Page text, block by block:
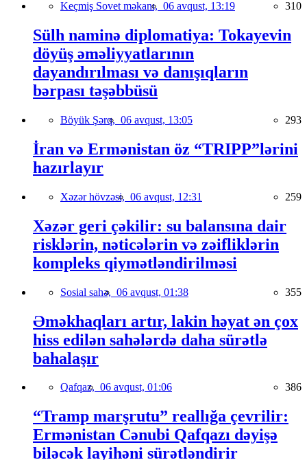
Keçmiş Sovet məkanı, 06 avqust, 13:19 310
Sülh naminə diplomatiya: Tokayevin
döyüş əməliyyatlarının
dayandırılması və danışıqların
bərpası təşəbbüsü
Böyük Şərq, 06 avqust, 13:05 293
İran və Ermənistan öz “TRIPP”lərini
hazırlayır
Xəzər hövzəsi, 06 avqust, 12:31 259
Xəzər geri çəkilir: su balansına dair
risklərin, nəticələrin və zəifliklərin
kompleks qiymətləndirilməsi
Sosial sahə, 06 avqust, 01:38 355
Əməkhaqları artır, lakin həyat ən çox
hiss edilən sahələrdə daha sürətlə
bahalaşır
Qafqaz, 06 avqust, 01:06 386
“Tramp marşrutu” reallığa çevrilir:
Ermənistan Cənubi Qafqazı dəyişə
biləcək layihəni sürətləndirir